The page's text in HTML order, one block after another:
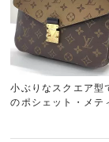
小ぶりなスクエア型
のポシェット・メティス
たとのことで傷が